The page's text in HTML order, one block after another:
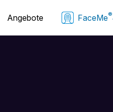
Angebote FaceMe®